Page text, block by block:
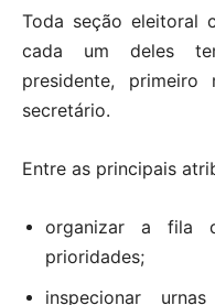
Toda seção eleitoral
cada um deles
presidente, primeiro
secretário.
Entre as principais
organizar a fila
prioridades;
inspecionar